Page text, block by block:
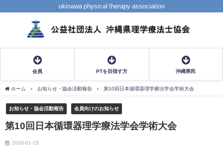
okinawa physical therapy association
会員 PTを目指す方 沖縄県民
ホーム お知らせ・協会活動報告 第10回日本循環器理学療法学会学術大会
お知らせ・協会活動報告 会員向けのお知らせ
第10回日本循環器理学療法学会学術大会
2026-01-15